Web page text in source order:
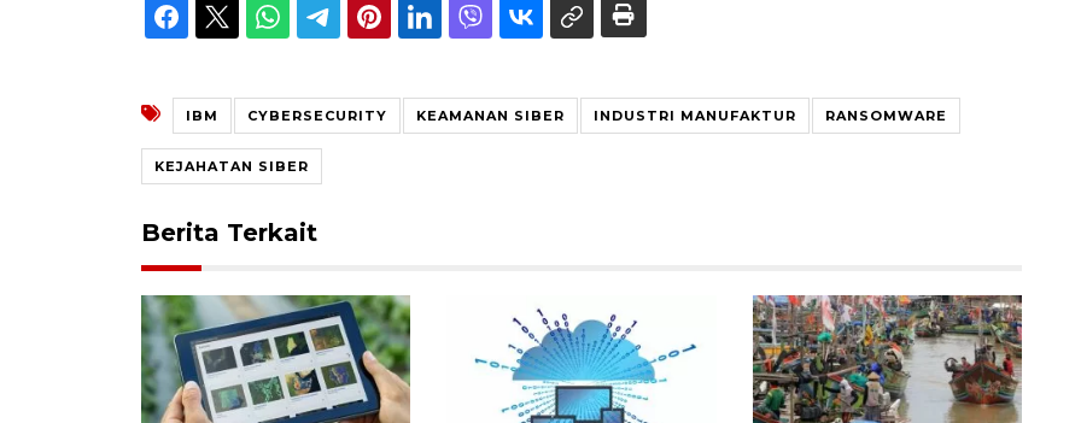
IBM CYBERSECURITY KEAMANAN SIBER INDUSTRI MANUFAKTUR RANSOMWARE
KEJAHATAN SIBER
Berita Terkait